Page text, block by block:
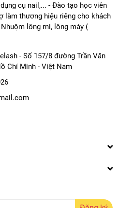
cụ nail,... - Đào tạo học viên
làm thương hiệu riêng cho khách
lông mi, lông mày (
- Số 157/8 đường Trần Văn
Chí Minh - Việt Nam